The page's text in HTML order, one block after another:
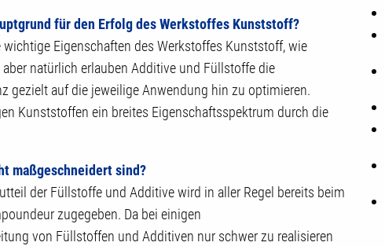
für den Erfolg des Werkstoffes Kunststoff?
Eigenschaften des Werkstoffes Kunststoff, wie
natürlich erlauben Additive und Füllstoffe die
gezielt auf die jeweilige Anwendung hin zu optimieren.
Kunststoffen ein breites Eigenschaftsspektrum durch die
maßgeschneidert sind?
der Füllstoffe und Additive wird in aller Regel bereits beim
zugegeben. Da bei einigen
von Füllstoffen und Additiven nur schwer zu realisieren